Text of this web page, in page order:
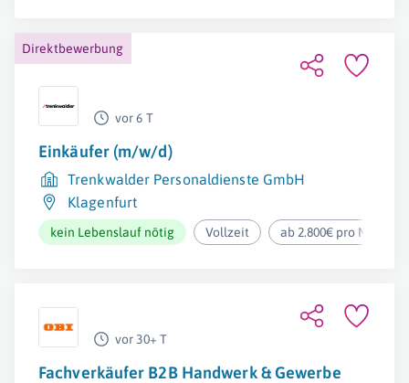
Direktbewerbung
vor 6 T
Einkäufer (m/w/d)
Trenkwalder Personaldienste GmbH
Klagenfurt
kein Lebenslauf nötig Vollzeit ab 2.800€ pro Monat
vor 30+ T
Fachverkäufer B2B Handwerk & Gewerbe